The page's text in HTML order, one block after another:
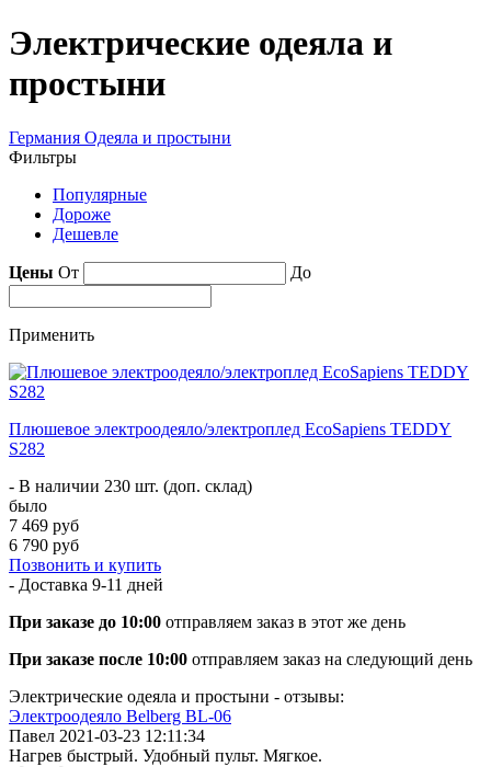
Электрические одеяла и
простыни
Германия Одеяла и простыни
Фильтры
Популярные
Дороже
Дешевле
Цены От До
Применить
Плюшевое электроодеяло/электроплед EcoSapiens TEDDY
S282
- В наличии 230 шт. (доп. склад)
было
7 469 руб
6 790 руб
Позвонить и купить
- Доставка 9-11 дней
При заказе до 10:00 отправляем заказ в этот же день
При заказе после 10:00 отправляем заказ на следующий день
Электрические одеяла и простыни - отзывы:
Электроодеяло Belberg BL-06
Павел 2021-03-23 12:11:34
Нагрев быстрый. Удобный пульт. Мягкое.